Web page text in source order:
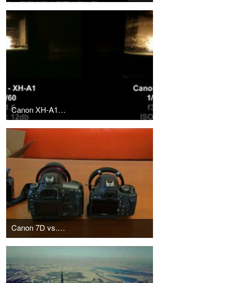
Canon XH-A1 vs Canon 550D - Low Light
Canon 7D vs. Canon 550D Comparison Video